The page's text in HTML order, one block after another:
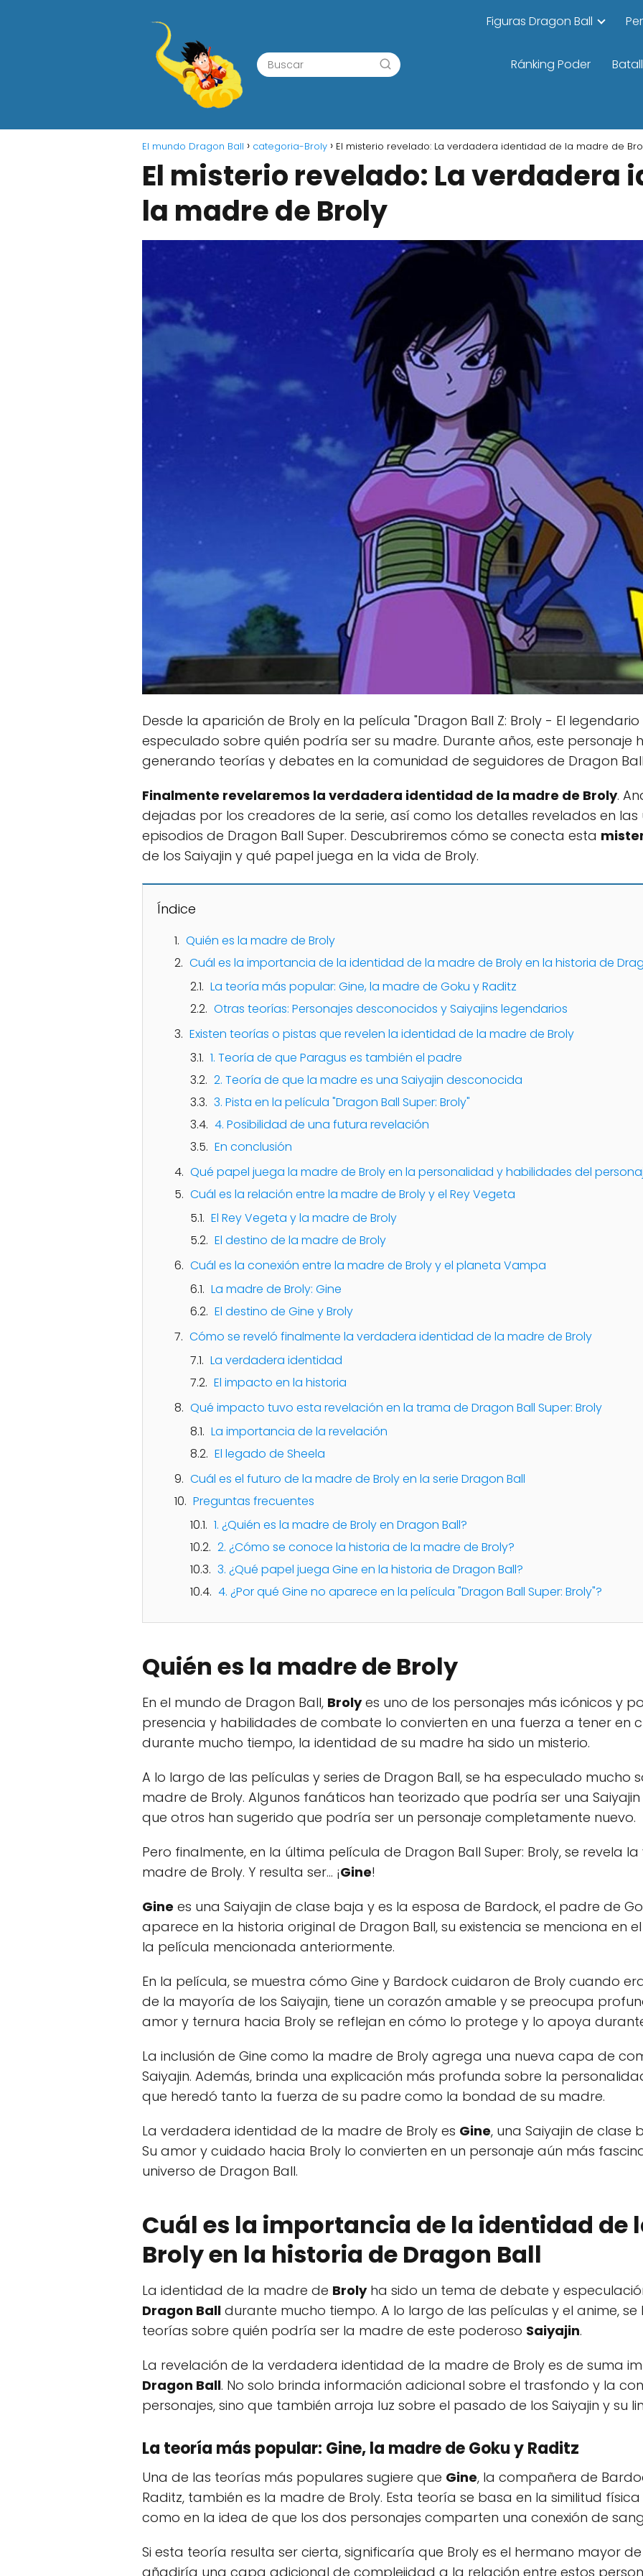
Figuras Dragon Ball
Ránking Poder
El mundo Dragon Ball categoria-Broly El misterio revelado: La verdadera identidad de la madre de
El misterio revelado: La verdadera
la madre de Broly
Desde la aparición de Broly en la película "Dragon Ball Z: Broly - El legendario
especulado sobre quién podría ser su madre. Durante años, este personaje
generando teorías y debates en la comunidad de seguidores de Dragon
Finalmente revelaremos la verdadera identidad de la madre de Broly.
dejadas por los creadores de la serie, así como los detalles revelados en
episodios de Dragon Ball Super. Descubriremos cómo se conecta esta
de los Saiyajin y qué papel juega en la vida de Broly.
Índice
Quién es la madre de Broly
Cuál es la importancia de la identidad de la madre de Broly en la historia de
La teoría más popular: Gine, la madre de Goku y Raditz
Otras teorías: Personajes desconocidos y Saiyajins legendarios
Existen teorías o pistas que revelen la identidad de la madre de Broly
1. Teoría de que Paragus es también el padre
2. Teoría de que la madre es una Saiyajin desconocida
3. Pista en la película "Dragon Ball Super: Broly"
4. Posibilidad de una futura revelación
En conclusión
Qué papel juega la madre de Broly en la personalidad y habilidades del
Cuál es la relación entre la madre de Broly y el Rey Vegeta
El Rey Vegeta y la madre de Broly
El destino de la madre de Broly
Cuál es la conexión entre la madre de Broly y el planeta Vampa
La madre de Broly: Gine
El destino de Gine y Broly
Cómo se reveló finalmente la verdadera identidad de la madre de Broly
La verdadera identidad
El impacto en la historia
Qué impacto tuvo esta revelación en la trama de Dragon Ball Super: Broly
La importancia de la revelación
El legado de Sheela
Cuál es el futuro de la madre de Broly en la serie Dragon Ball
Preguntas frecuentes
1. ¿Quién es la madre de Broly en Dragon Ball?
2. ¿Cómo se conoce la historia de la madre de Broly?
3. ¿Qué papel juega Gine en la historia de Dragon Ball?
4. ¿Por qué Gine no aparece en la película "Dragon Ball Super: Broly"?
Quién es la madre de Broly
En el mundo de Dragon Ball, Brolyes uno de los personajes más icónicos y
presencia y habilidades de combate lo convierten en una fuerza a tener en
durante mucho tiempo, la identidad de su madre ha sido un misterio.
A lo largo de las películas y series de Dragon Ball, se ha especulado mucho
madre de Broly. Algunos fanáticos han teorizado que podría ser una
que otros han sugerido que podría ser un personaje completamente nuevo.
Pero finalmente, en la última película de Dragon Ball Super: Broly, se revela
madre de Broly. Y resulta ser... ¡Gine!
Gine es una Saiyajin de clase baja y es la esposa de Bardock, el padre de
aparece en la historia original de Dragon Ball, su existencia se menciona en
la película mencionada anteriormente.
En la película, se muestra cómo Gine y Bardock cuidaron de Broly cuando
de la mayoría de los Saiyajin, tiene un corazón amable y se preocupa
amor y ternura hacia Broly se reflejan en cómo lo protege y lo apoya
La inclusión de Gine como la madre de Broly agrega una nueva capa de
Saiyajin. Además, brinda una explicación más profunda sobre la
que heredó tanto la fuerza de su padre como la bondad de su madre.
La verdadera identidad de la madre de Broly es Gine, una Saiyajin de clase
Su amor y cuidado hacia Broly lo convierten en un personaje aún más
universo de Dragon Ball.
Cuál es la importancia de la identidad de
Broly en la historia de Dragon Ball
La identidad de la madre de Brolyha sido un tema de debate y
Dragon Ball durante mucho tiempo. A lo largo de las películas y el anime,
teorías sobre quién podría ser la madre de este poderoso Saiyajin.
La revelación de la verdadera identidad de la madre de Broly es de suma
Dragon Ball. No solo brinda información adicional sobre el trasfondo y la
personajes, sino que también arroja luz sobre el pasado de los Saiyajin y su
La teoría más popular: Gine, la madre de Goku y Raditz
Una de las teorías más populares sugiere que Gine, la compañera de
Raditz, también es la madre de Broly. Esta teoría se basa en la similitud física
como en la idea de que los dos personajes comparten una conexión de
Si esta teoría resulta ser cierta, significaría que Broly es el hermano mayor
añadiría una capa adicional de complejidad a la relación entre estos